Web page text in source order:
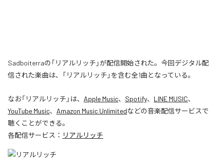
Sadboiterraの「リアルリッチ」が配信開始された。今回デジタル配
信された楽曲は、「リアルリッチ」を含む全1曲となっている。
なお「リアルリッチ 」は、 Apple Music、 Spotify、 LINE MUSIC、
YouTube Music、 Amazon Music Unlimitedなどの音楽配信サービスで
聴くことができる。
各配信サービス： リアルリッチ